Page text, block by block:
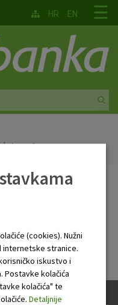
☰
HR EN
Internet
o
(cookies). Nužni
internetske stranice.
iskustvo i
Postavke kolačića
kolačića" te
Detaljnije